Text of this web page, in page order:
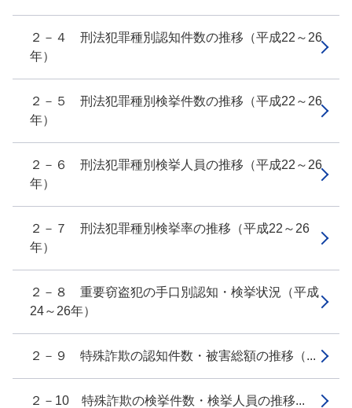
２－４ 刑法犯罪種別認知件数の推移（平成22～26
年）
２－５ 刑法犯罪種別検挙件数の推移（平成22～26
年）
２－６ 刑法犯罪種別検挙人員の推移（平成22～26
年）
２－７ 刑法犯罪種別検挙率の推移（平成22～26
年）
２－８ 重要窃盗犯の手口別認知・検挙状況（平成
24～26年）
２－９ 特殊詐欺の認知件数・被害総額の推移（...
２－10 特殊詐欺の検挙件数・検挙人員の推移...